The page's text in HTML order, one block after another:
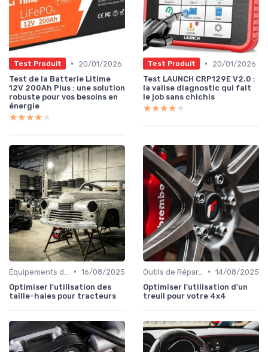
Test Produit •
20/01/2026
Test de la Batterie Litime
12V 200Ah Plus : une solution
robuste pour vos besoins en
énergie
★★★★★
★★★★★
Test Produit •
20/01/2026
Test LAUNCH CRP129E V2.0 :
la valise diagnostic qui fait
le job sans chichis
★★★★★
★★★★★
• 16/08/2025
Optimiser l'utilisation des
taille-haies pour tracteurs
• 14/08/2025
Optimiser l'utilisation d'un
treuil pour votre 4x4